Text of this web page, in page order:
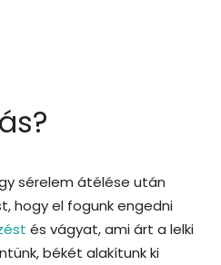
sérelem átélése után
hogy el fogunk engedni
és vágyat, ami árt a lelki
békét alakítunk ki